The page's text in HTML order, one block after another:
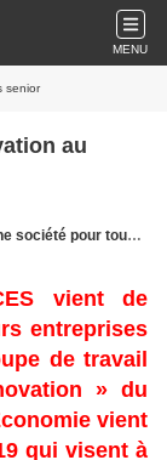
MENU
senior
au
pour tous les âges
vient de
entreprises
de travail
» du
vient
qui visent à